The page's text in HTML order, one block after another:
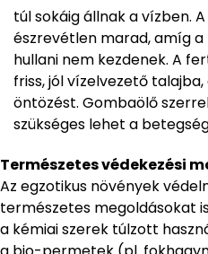
túl sokáig állnak a vízben.
észrevétlen marad, amíg a
hullani nem kezdenek. A
friss, jól vízelvezető
öntözést. Gombaölő
szükséges lehet a
Természetes védekezési
Az egzotikus növények
természetes megoldásokat
a kémiai szerek túlzott